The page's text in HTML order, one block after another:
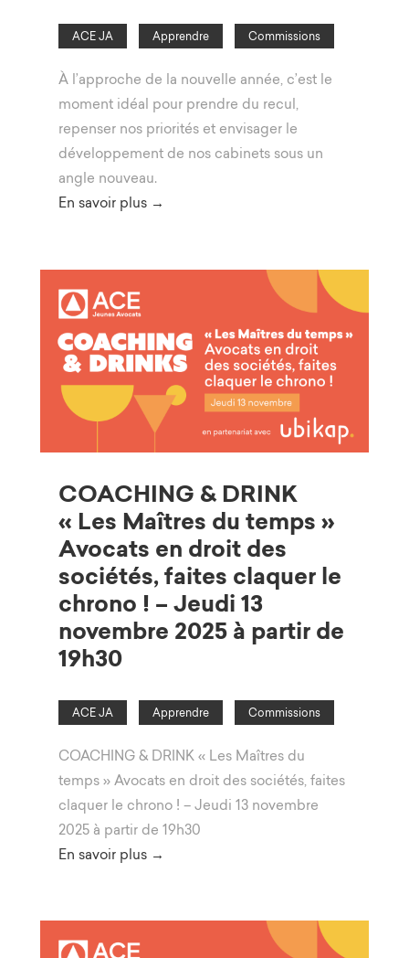
ACE JA Apprendre Commissions
À l’approche de la nouvelle année, c’est le
moment idéal pour prendre du recul,
repenser nos priorités et envisager le
développement de nos cabinets sous un
angle nouveau.
En savoir plus →
COACHING & DRINK
« Les Maîtres du temps »
Avocats en droit des
sociétés, faites claquer le
chrono ! – Jeudi 13
novembre 2025 à partir de
19h30
ACE JA Apprendre Commissions
COACHING & DRINK « Les Maîtres du
temps » Avocats en droit des sociétés, faites
claquer le chrono ! – Jeudi 13 novembre
2025 à partir de 19h30
En savoir plus →